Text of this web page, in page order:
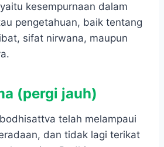
kesempurnaan dalam
pengetahuan, baik tentang
sifat nirwana, maupun
(pergi jauh)
telah melampaui
dan tidak lagi terikat